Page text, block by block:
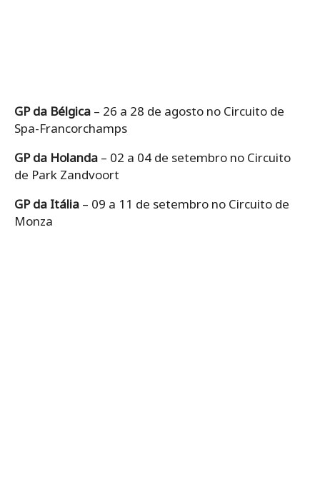
GP da Bélgica – 26 a 28 de agosto no Circuito de
Spa-Francorchamps
GP da Holanda – 02 a 04 de setembro no Circuito
de Park Zandvoort
GP da Itália – 09 a 11 de setembro no Circuito de
Monza